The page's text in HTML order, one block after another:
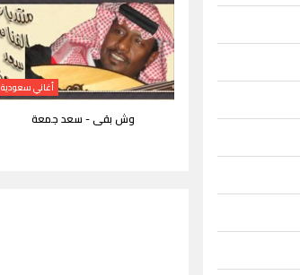
أغاني سعودية
وش بقى - سعد جمعة